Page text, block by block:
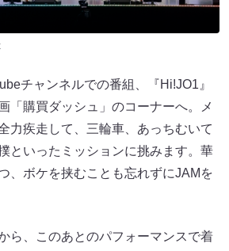
チャンネルでの番組、『Hi!JO1』
「購買ダッシュ」のコーナーへ。メ
力疾走して、三輪車、あっちむいて
といったミッションに挑みます。華
、ボケを挟むことも忘れずにJAMを
ら、このあとのパフォーマンスで着